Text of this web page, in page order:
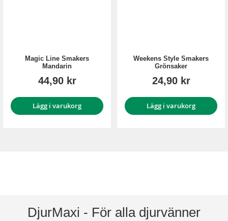
Magic Line Smakers
Mandarin
44,90 kr
Lägg i varukorg
Weekens Style Smakers
Grönsaker
24,90 kr
Lägg i varukorg
DjurMaxi - För alla djurvänner